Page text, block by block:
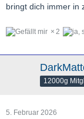
bringt dich immer in
2
12000g
5. Februar 2026